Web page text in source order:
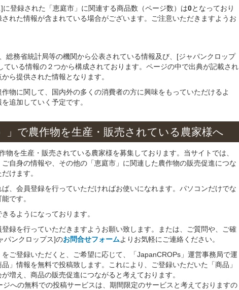
登録された「恵庭市」に関連する商品数（ページ数）は0となっており
れた情報が含まれている場合がございます。ご注意いただきますようお
総務省統計局等の機関から公表されている情報及び、[ジャパンクロップ
いる情報の２つから構成されております。ページの中で出典が記載され
ら提供された情報となります。
物に関して、国内外の多くの消費者の方に興味をもっていただけるよ
追加していく予定です。
で農作物を生産・販売されている 農家様へ
物を生産・販売されている農家様を募集しております。当サイトでは、
自身の情報や、その他の「恵庭市」に関連した農作物の販売促進につな
けます。
、会員登録を行っていただければお使いになれます。パソコンだけでな
です。
るようになっております。
録を行っていただきますようお願い致します。または、ご質問や、ご確
パンクロップス]のお問合せフォームよりお気軽にご連絡ください。
ご登録いただくと、ご希望に応じて、「JapanCROPs」運営事務局で運
」情報を無料で投稿致します。これにより、ご登録いただいた「商品」
増え、商品の販売促進につながると考えております。
ジへの無料での投稿サービスは、期間限定のサービスと考えておりますの